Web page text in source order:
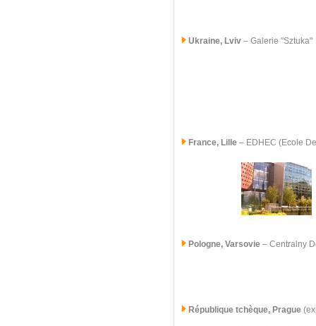
Ukraine, Lviv – Galerie "Sztuka"
France, Lille – EDHEC (Ecole
Pologne, Varsovie – Centralny
République tchèque, Prague